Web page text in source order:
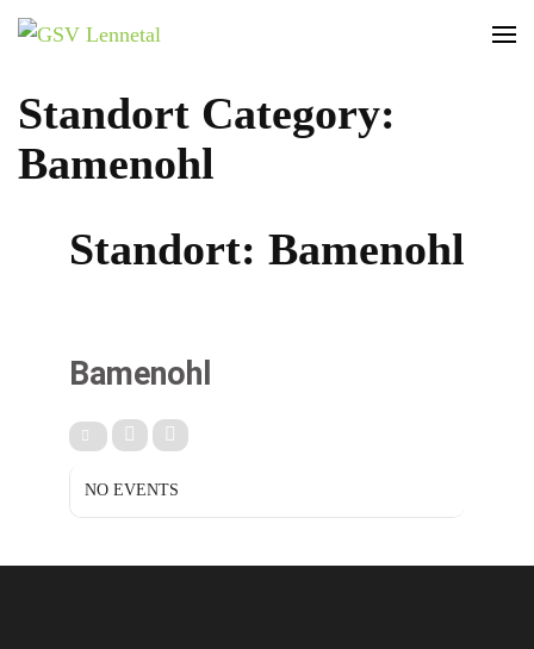
Standort Category:
Bamenohl
Standort: Bamenohl
Bamenohl
NO EVENTS